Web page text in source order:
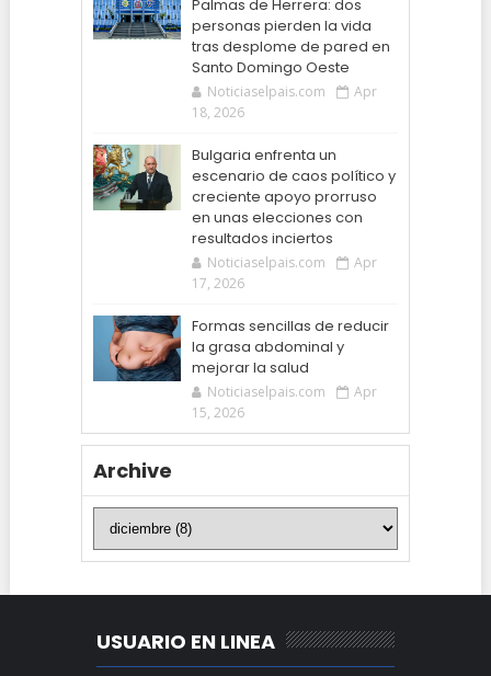
Palmas de Herrera: dos
personas pierden la vida
tras desplome de pared en
Santo Domingo Oeste
Noticiaselpais.com
Apr
18, 2026
Bulgaria enfrenta un
escenario de caos político y
creciente apoyo prorruso
en unas elecciones con
resultados inciertos
Noticiaselpais.com
Apr
17, 2026
Formas sencillas de reducir
la grasa abdominal y
mejorar la salud
Noticiaselpais.com
Apr
15, 2026
Archive
USUARIO EN LINEA